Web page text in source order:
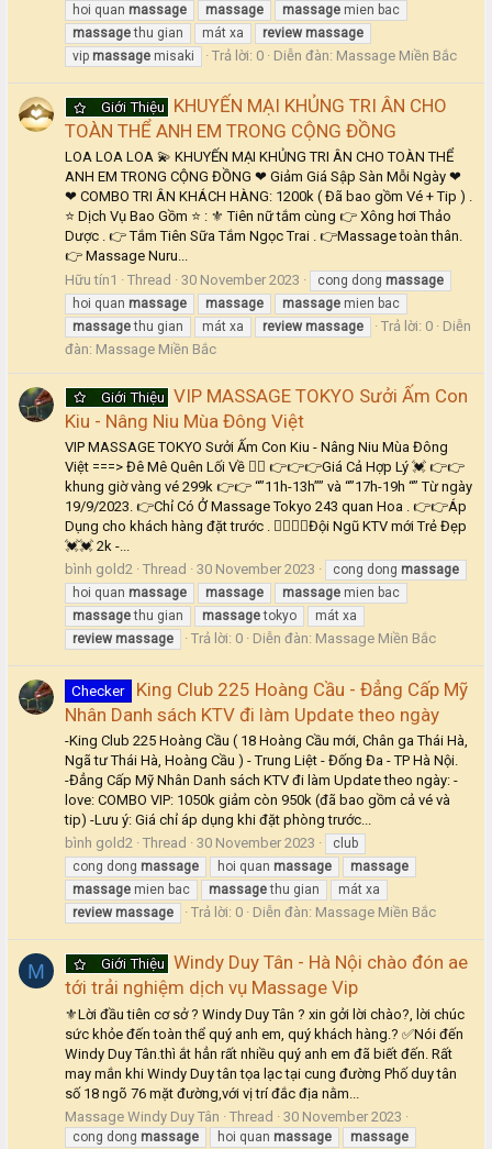
hoi quan massage massage massage mien bac
massagethu gian mát xa review massage
vip massage misaki Trả lời: 0 Diễn đàn: Massage Miền Bắc
Giới Thiệu KHUYẾN MẠI KHỦNG TRI ÂN CHO
TOÀN THỂ ANH EM TRONG CỘNG ĐỒNG
LOA LOA LOA 💫 KHUYẾN MẠI KHỦNG TRI ÂN CHO TOÀN THỂ
ANH EM TRONG CỘNG ĐỒNG ❤ Giảm Giá Sập Sàn Mỗi Ngày ❤
❤ COMBO TRI ÂN KHÁCH HÀNG: 1200k ( Đã bao gồm Vé + Tip ) .
⭐ Dịch Vụ Bao Gồm ⭐ : ⚜ Tiên nữ tắm cùng 👉 Xông hơi Thảo
Dược . 👉 Tắm Tiên Sữa Tắm Ngọc Trai . 👉Massage toàn thân.
👉 Massage Nuru...
Hữu tín1
Thread 30 November 2023 cong dong massage
hoi quan massage massage massage mien bac
massagethu gian mát xa review massage Trả lời: 0
Diễn
đàn: Massage Miền Bắc
Giới Thiệu VIP MASSAGE TOKYO Sưởi Ấm Con
Kiu - Nâng Niu Mùa Đông Việt
VIP MASSAGE TOKYO Sưởi Ấm Con Kiu - Nâng Niu Mùa Đông
Việt ===> Đê Mê Quên Lối Về ❤‍🔥 👉👉👉Giá Cả Hợp Lý 💓 👉👉
khung giờ vàng vé 299k 👉👉 “”11h-13h”” và “”17h-19h “” Từ ngày
19/9/2023. 👉Chỉ Có Ở Massage Tokyo 243 quan Hoa . 👉👉Áp
Dụng cho khách hàng đặt trước . ❤‍🔥❤‍🔥Đội Ngũ KTV mới Trẻ Đẹp
💓💓 2k -...
bình gold2 Thread 30 November 2023 cong dong massage
hoi quan massage massage massage mien bac
massagethu gian massagetokyo
mát xa
review massage Trả lời: 0 Diễn đàn: Massage Miền Bắc
Checker
King Club 225 Hoàng Cầu - Đẳng Cấp Mỹ
Nhân Danh sách KTV đi làm Update theo ngày
-King Club 225 Hoàng Cầu ( 18 Hoàng Cầu mới, Chân ga Thái Hà,
Ngã tư Thái Hà, Hoàng Cầu ) - Trung Liệt - Đống Đa - TP Hà Nội.
-Đẳng Cấp Mỹ Nhân Danh sách KTV đi làm Update theo ngày: -
love: COMBO VIP: 1050k giảm còn 950k (đã bao gồm cả vé và
tip) -Lưu ý: Giá chỉ áp dụng khi đặt phòng trước...
bình gold2 Thread 30 November 2023
club
cong dong massage hoi quan massage
massage
massage mien bac massagethu gian
mát xa
review massage Trả lời: 0 Diễn đàn: Massage Miền Bắc
M Giới Thiệu Windy Duy Tân - Hà Nội chào đón ae
tới trải nghiệm dịch vụ Massage Vip
⚜Lời đầu tiên cơ sở ? Windy Duy Tân ? xin gởi lời chào?, lời chúc
sức khỏe đến toàn thể quý anh em, quý khách hàng.? ✅Nói đến
Windy Duy Tân.thì ắt hẳn rất nhiều quý anh em đã biết đến. Rất
may mắn khi Windy Duy tân tọa lạc tại cung đường Phố duy tân
số 18 ngõ 76 mặt đường,với vị trí đắc địa nằm...
Massage Windy Duy Tân
Thread 30 November 2023
cong dong massage hoi quan massage massage